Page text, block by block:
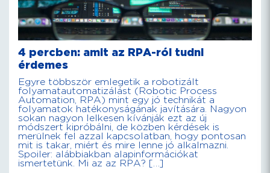
4 percben: amit az RPA-ról tudni
érdemes
Egyre többször emlegetik a robotizált
folyamatautomatizálást (Robotic Process
Automation, RPA) mint egy jó technikát a
folyamatok hatékonyságának javítására. Nagyon
sokan nagyon lelkesen kívánják ezt az új
módszert kipróbálni, de közben kérdések is
merülnek fel azzal kapcsolatban, hogy pontosan
mit is takar, miért és mire lenne jó alkalmazni.
Spoiler: alábbiakban alapinformációkat
ismertetünk. Mi az az RPA? […]